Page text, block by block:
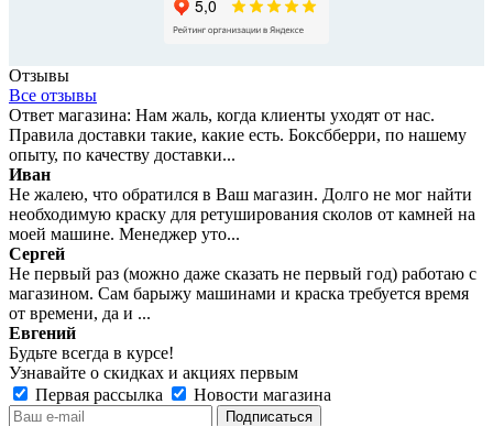
Отзывы
Все отзывы
Ответ магазина: Нам жаль, когда клиенты уходят от нас.
Правила доставки такие, какие есть. Боксбберри, по нашему
опыту, по качеству доставки...
Иван
Не жалею, что обратился в Ваш магазин. Долго не мог найти
необходимую краску для ретуширования сколов от камней на
моей машине. Менеджер уто...
Сергей
Не первый раз (можно даже сказать не первый год) работаю с
магазином. Сам барыжу машинами и краска требуется время
от времени, да и ...
Евгений
Будьте всегда в курсе!
Узнавайте о скидках и акциях первым
Первая рассылка
Новости магазина